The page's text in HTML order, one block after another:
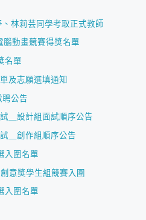
、林莉芸同學考取正式教師
腦動畫競賽得獎名單
名單
及志願選填通知
公告
＿設計組面試順序公告
＿創作組順序公告
入圍名單
意獎學生組競賽入圍
入圍名單